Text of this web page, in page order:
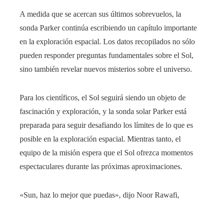
A medida que se acercan sus últimos sobrevuelos, la
sonda Parker continúa escribiendo un capítulo importante
en la exploración espacial. Los datos recopilados no sólo
pueden responder preguntas fundamentales sobre el Sol,
sino también revelar nuevos misterios sobre el universo.
Para los científicos, el Sol seguirá siendo un objeto de
fascinación y exploración, y la sonda solar Parker está
preparada para seguir desafiando los límites de lo que es
posible en la exploración espacial. Mientras tanto, el
equipo de la misión espera que el Sol ofrezca momentos
espectaculares durante las próximas aproximaciones.
«Sun, haz lo mejor que puedas», dijo Noor Rawafi,